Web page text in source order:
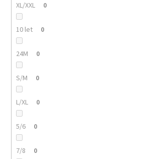
XL/XXL 0
10 let 0
24M 0
S/M 0
L/XL 0
5/6 0
7/8 0